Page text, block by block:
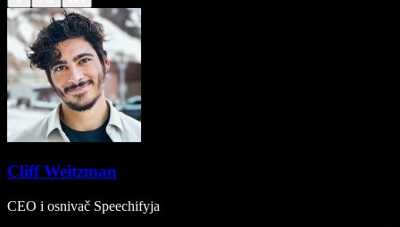
Cliff Weitzman
CEO i osnivač Speechifyja